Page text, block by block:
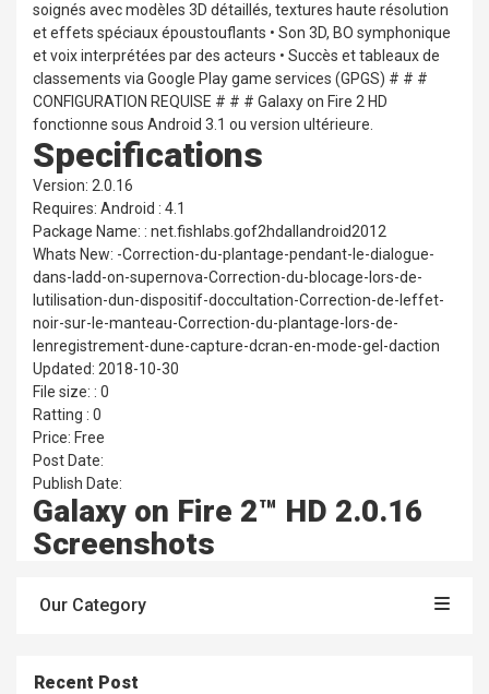
soignés avec modèles 3D détaillés, textures haute résolution
et effets spéciaux époustouflants • Son 3D, BO symphonique
et voix interprétées par des acteurs • Succès et tableaux de
classements via Google Play game services (GPGS) # # #
CONFIGURATION REQUISE # # # Galaxy on Fire 2 HD
fonctionne sous Android 3.1 ou version ultérieure.
Specifications
Version: 2.0.16
Requires: Android : 4.1
Package Name: : net.fishlabs.gof2hdallandroid2012
Whats New: -Correction-du-plantage-pendant-le-dialogue-
dans-ladd-on-supernova-Correction-du-blocage-lors-de-
lutilisation-dun-dispositif-doccultation-Correction-de-leffet-
noir-sur-le-manteau-Correction-du-plantage-lors-de-
lenregistrement-dune-capture-dcran-en-mode-gel-daction
Updated: 2018-10-30
File size: : 0
Ratting : 0
Price: Free
Post Date:
Publish Date:
Galaxy on Fire 2™ HD 2.0.16
Screenshots
Our Category
Recent Post